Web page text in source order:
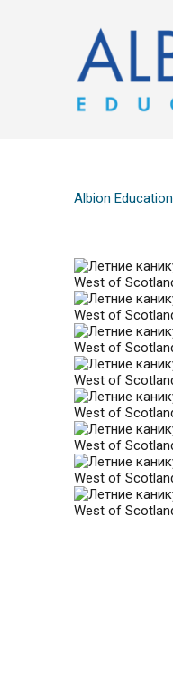
Albion Education